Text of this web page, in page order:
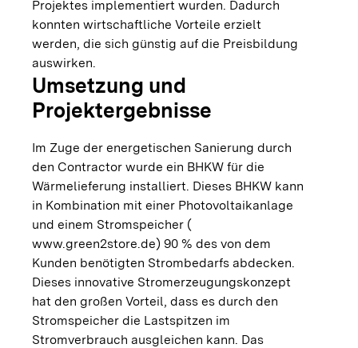
Projektes implementiert wurden. Dadurch
konnten wirtschaftliche Vorteile erzielt
werden, die sich günstig auf die Preisbildung
auswirken.
Umsetzung und
Projektergebnisse
Im Zuge der energetischen Sanierung durch
den Contractor wurde ein BHKW für die
Wärmelieferung installiert. Dieses BHKW kann
in Kombination mit einer Photovoltaikanlage
und einem Stromspeicher (
www.green2store.de) 90 % des von dem
Kunden benötigten Strombedarfs abdecken.
Dieses innovative Stromerzeugungskonzept
hat den großen Vorteil, dass es durch den
Stromspeicher die Lastspitzen im
Stromverbrauch ausgleichen kann. Das